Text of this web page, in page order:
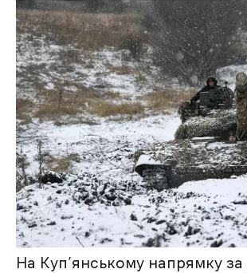
На Куп’янському напрямку